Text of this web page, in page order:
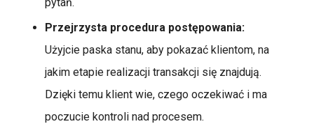
Przejrzysta procedura postępowania:
Użyjcie paska stanu, aby pokazać klientom, na
jakim etapie realizacji transakcji się znajdują.
Dzięki temu klient wie, czego oczekiwać i ma
poczucie kontroli nad procesem.